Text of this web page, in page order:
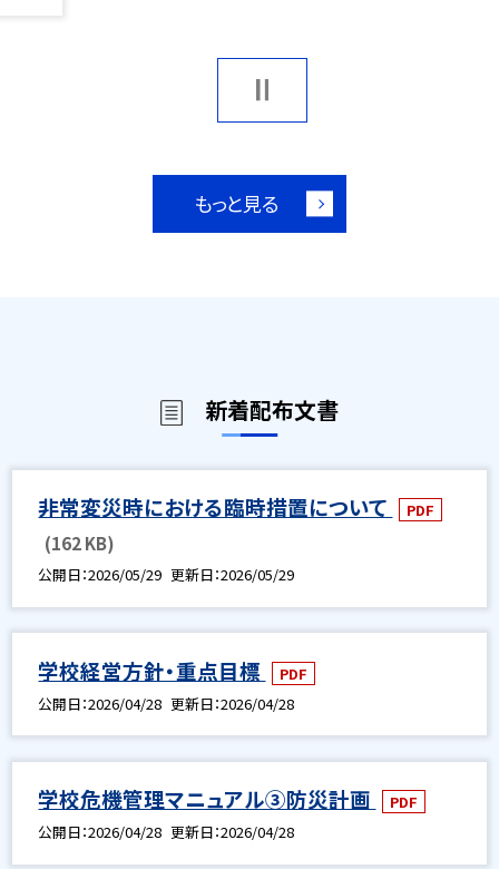
もっと見る
新着配布文書
非常変災時における臨時措置について PDF
(162 KB)
公開日 2026/05/29 更新日 2026/05/29
学校経営方針・重点目標
PDF
公開日 2026/04/28 更新日 2026/04/28
学校危機管理マニュアル③防災計画
PDF
公開日 2026/04/28 更新日 2026/04/28